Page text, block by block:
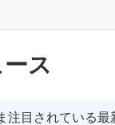
ス
注目されている最